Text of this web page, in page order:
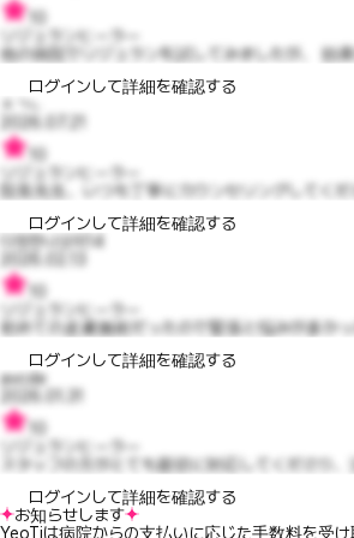
リジュランヒーラー
他の病院でリジュランを試してみましたが、 効
ログインして詳細を確認する
ㅈㄱㄴ
リジュランヒーラー
院長先生、いつも丁寧にカウンセリングしてく
ログインして詳細を確認する
다정한나오미14
リジュランヒーラー
初めての皮膚施術だったので緊張と悩みが多か
ログインして詳細を確認する
avcde
リジュランヒーラー
スタッフの方がとても親切に対応してくださり
ログインして詳細を確認する
お知らせします
YeoTiは病院からの支払いに応じた手数料を受け